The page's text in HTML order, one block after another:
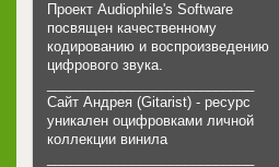
Проект Audiophile's Software
посвящен качественному
кодированию и воспроизведению
цифрового звука.
Сайт Андрея (Gitarist) - ресурс
уникален оцифровками личной
коллекции винила